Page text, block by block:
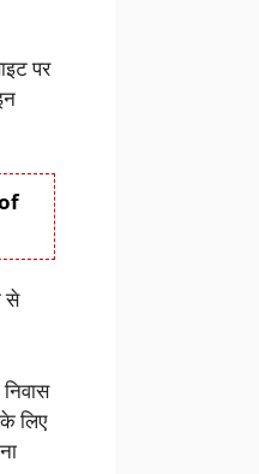
पर
से
लिए